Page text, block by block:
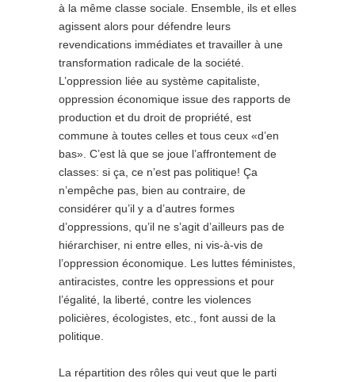
à la même classe sociale. Ensemble, ils et elles
agissent alors pour défendre leurs
revendications immédiates et travailler à une
transformation radicale de la société.
L’oppression liée au système capitaliste,
oppression économique issue des rapports de
production et du droit de propriété, est
commune à toutes celles et tous ceux «d’en
bas». C’est là que se joue l’affrontement de
classes: si ça, ce n’est pas politique! Ça
n’empêche pas, bien au contraire, de
considérer qu’il y a d’autres formes
d’oppressions, qu’il ne s’agit d’ailleurs pas de
hiérarchiser, ni entre elles, ni vis-à-vis de
l’oppression économique. Les luttes féministes,
antiracistes, contre les oppressions et pour
l’égalité, la liberté, contre les violences
policières, écologistes, etc., font aussi de la
politique.
La répartition des rôles qui veut que le parti